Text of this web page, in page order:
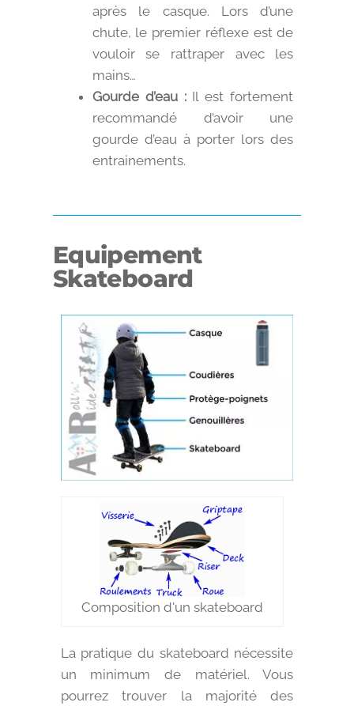
après le casque. Lors d’une
chute, le premier réflexe est de
vouloir se rattraper avec les
mains…
Gourde d’eau :Il est fortement
recommandé d’avoir une
gourde d’eau à porter lors des
entrainements.
Equipement
Skateboard
Composition d'un skateboard
La pratique du skateboard nécessite
un minimum de matériel. Vous
pourrez trouver la majorité des